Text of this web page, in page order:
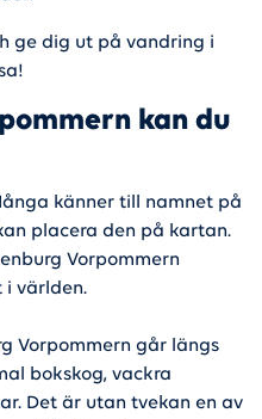
ge dig ut på vandring i
kan du
känner till namnet på
placera den på kartan.
Vorpommern
världen.
Vorpommern går längs
bokskog, vackra
Det är utan tvekan en av